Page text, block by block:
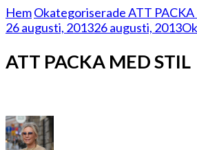
HemOkategoriseradeATT
26 augusti, 201326 augusti, 2013
ATT PACKA MED STIL